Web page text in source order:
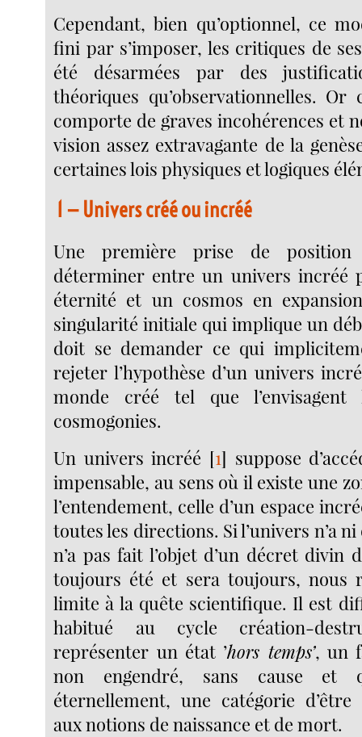
Cependant, bien qu’optionnel, ce
fini par s’imposer, les critiques de
été désarmées par des
théoriques qu’observationnelles. Or
comporte de graves incohérences et
vision assez extravagante de la
certaines lois physiques et logiques
1 — Univers créé ou incréé
Une première prise de
déterminer entre un univers incréé
éternité et un cosmos en
singularité initiale qui implique un
doit se demander ce qui
rejeter l’hypothèse d’un univers
monde créé tel que
cosmogonies.
Un univers incréé [1] suppose
impensable, au sens où il existe une
l’entendement, celle d’un espace
toutes les directions. Si l’univers n’a
n’a pas fait l’objet d’un décret divin
toujours été et sera toujours, nous
limite à la quête scientifique. Il est
habitué au cycle création-
représenter un état ’hors temps’, un
non engendré, sans cause et
éternellement, une catégorie
aux notions de naissance et de mort.